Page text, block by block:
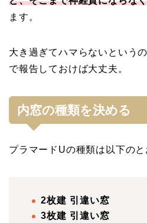
ます。
大き過ぎてハマらないという
で報告しておけば大丈夫。
内窓の種類を決める
プラマードUの種類は以下のと
2枚建 引違い窓
3枚建 引違い窓